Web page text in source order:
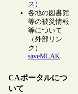
ス）
各地の図書館
等の被災情報
等について
（外部リン
ク）
saveMLAK
CAポータルにつ
いて